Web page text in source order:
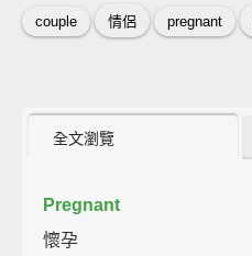
couple 情侶 pregnant
全文瀏覽
Pregnant
懷孕